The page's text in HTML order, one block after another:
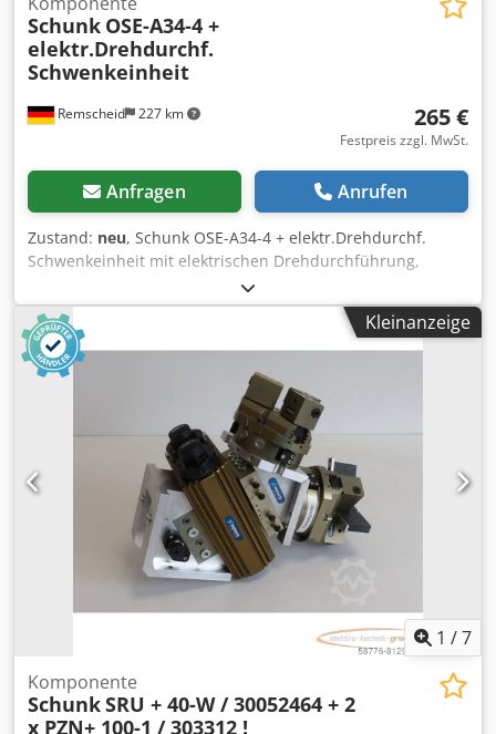
Remscheid 227 km
Schunk OSE-A34-4 +
elektr.Drehdurchf.
Schwenkeinheit
265 €
Festpreis zzgl. MwSt.
Anfragen Anrufen
Zustand: neu, Schunk OSE-A34-4 + elektr.Drehdurchf.
Schwenkeinheit mit elektrischen Drehdurchführung,
ungebraucht, 100% funktionsfähig, Sehr guter
Erhaltungszustand Dsdpfx Agsi Ec Iqsfskr
Kleinanzeige
1 /7
Komponente
SchunkSRU + 40-W / 30052464 + 2
x PZN+ 100-1 / 303312 !